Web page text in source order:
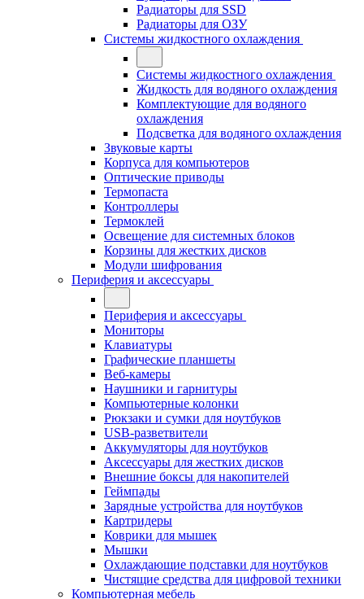
Радиаторы для SSD
Радиаторы для ОЗУ
Системы жидкостного охлаждения
Системы жидкостного охлаждения
Жидкость для водяного охлаждения
Комплектующие для водяного
охлаждения
Подсветка для водяного охлаждения
Звуковые карты
Корпуса для компьютеров
Оптические приводы
Термопаста
Контроллеры
Термоклей
Освещение для системных блоков
Корзины для жестких дисков
Модули шифрования
Периферия и аксессуары
Периферия и аксессуары
Мониторы
Клавиатуры
Графические планшеты
Веб-камеры
Наушники и гарнитуры
Компьютерные колонки
Рюкзаки и сумки для ноутбуков
USB-разветвители
Аккумуляторы для ноутбуков
Аксессуары для жестких дисков
Внешние боксы для накопителей
Геймпады
Зарядные устройства для ноутбуков
Картридеры
Коврики для мышек
Мышки
Охлаждающие подставки для ноутбуков
Чистящие средства для цифровой техники
Компьютерная мебель